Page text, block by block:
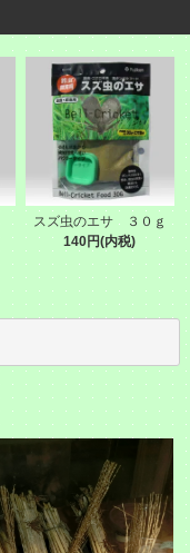
スズ虫のエサ ３０ｇ
140円(内税)